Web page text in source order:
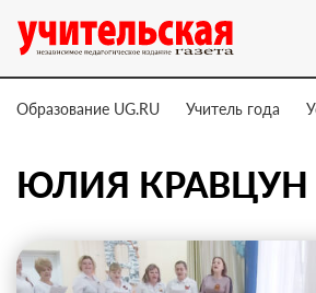
Образование UG.RU Учитель года
ЮЛИЯ КРАВЦУН